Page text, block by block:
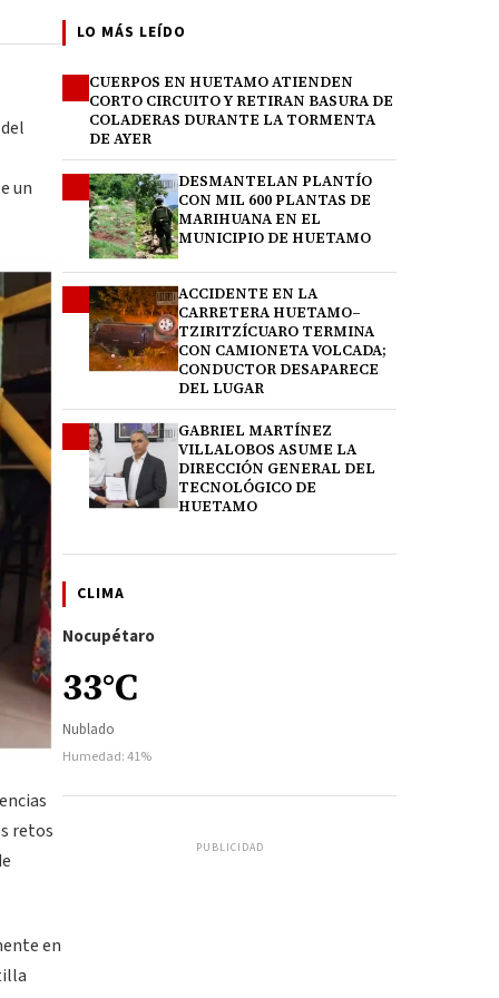
un
retos
en
LO MÁS LEÍDO
CUERPOS EN HUETAMO ATIENDEN
CORTO CIRCUITO Y RETIRAN BASURA DE
COLADERAS DURANTE LA TORMENTA
DE AYER
DESMANTELAN PLANTÍO
CON MIL 600 PLANTAS DE
MARIHUANA EN EL
MUNICIPIO DE HUETAMO
ACCIDENTE EN LA
CARRETERA HUETAMO–
TZIRITZÍCUARO TERMINA
CON CAMIONETA VOLCADA;
CONDUCTOR DESAPARECE
DEL LUGAR
GABRIEL MARTÍNEZ
VILLALOBOS ASUME LA
DIRECCIÓN GENERAL DEL
TECNOLÓGICO DE
HUETAMO
CLIMA
Nocupétaro
33°C
Nublado
Humedad: 41%
PUBLICIDAD